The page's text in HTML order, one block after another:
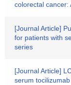
colorectal cancer:
[Journal Article]
for patients with
series
[Journal Article]
serum